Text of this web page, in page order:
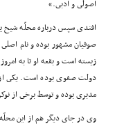
اصولى و ادبى.»
افندى سپس درباره محلّه
صوفیان مشهور بوده و نام
زیسته است و بقعه او تا به
دولت صفوى بوده است. یکى از
مدبرى بوده و توسط برخى از
وى در جاى دیگر هم از این